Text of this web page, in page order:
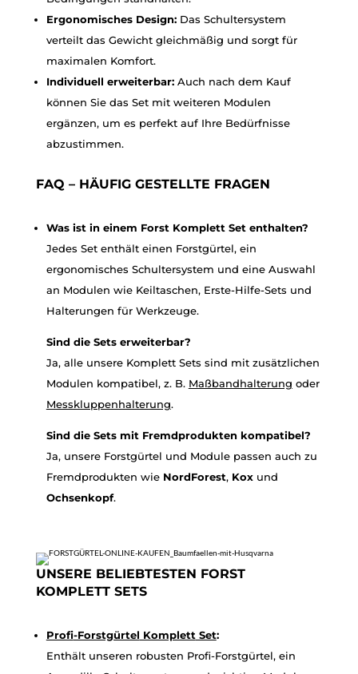
Ergonomisches Design:Das Schultersystem
verteilt das Gewicht gleichmäßig und sorgt für
maximalen Komfort.
Individuell erweiterbar:Auch nach dem Kauf
können Sie das Set mit weiteren Modulen
ergänzen, um es perfekt auf Ihre Bedürfnisse
abzustimmen.
FAQ – HÄUFIG GESTELLTE FRAGEN
Was ist in einem Forst Komplett Set enthalten?
Jedes Set enthält einen Forstgürtel, ein
ergonomisches Schultersystem und eine Auswahl
an Modulen wie Keiltaschen, Erste-Hilfe-Sets und
Halterungen für Werkzeuge.
Sind die Sets erweiterbar?
Ja, alle unsere Komplett Sets sind mit zusätzlichen
Modulen kompatibel, z. B. Maßbandhalterung oder
Messkluppenhalterung.
Sind die Sets mit Fremdprodukten kompatibel?
Ja, unsere Forstgürtel und Module passen auch zu
Fremdprodukten wie NordForest, Koxund
Ochsenkopf.
UNSERE BELIEBTESTEN FORST
KOMPLETT SETS
Profi-Forstgürtel Komplett Set:
Enthält unseren robusten Profi-Forstgürtel, ein